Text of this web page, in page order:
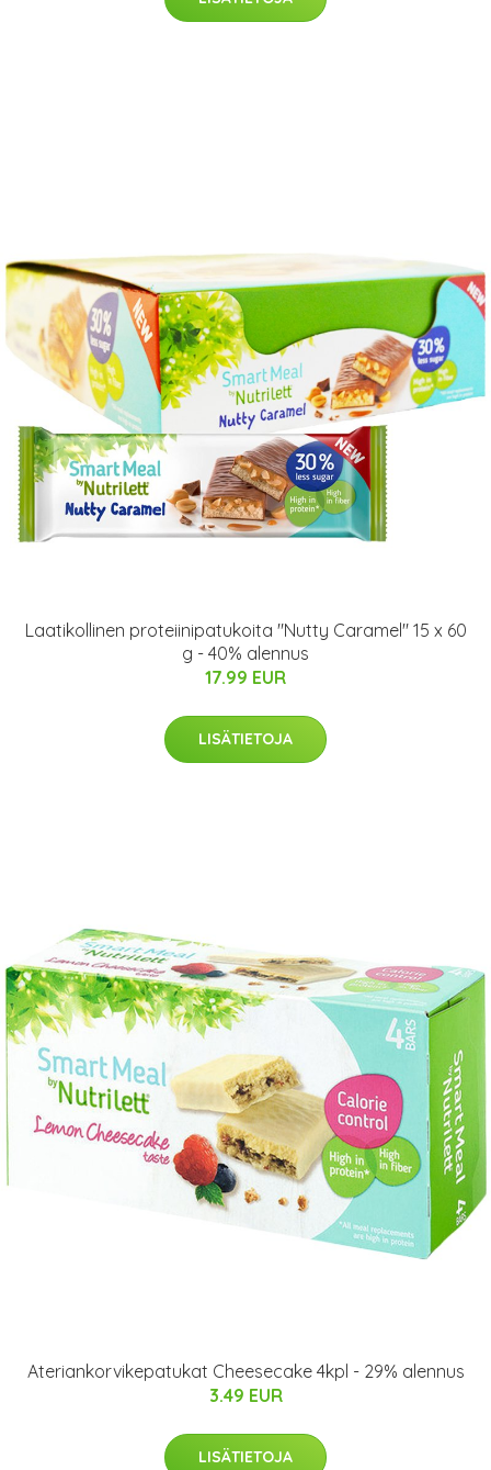
Laatikollinen proteiinipatukoita "Nutty Caramel" 15 x 60
g - 40% alennus
17.99 EUR
LISÄTIETOJA
Ateriankorvikepatukat Cheesecake 4kpl - 29% alennus
3.49 EUR
LISÄTIETOJA